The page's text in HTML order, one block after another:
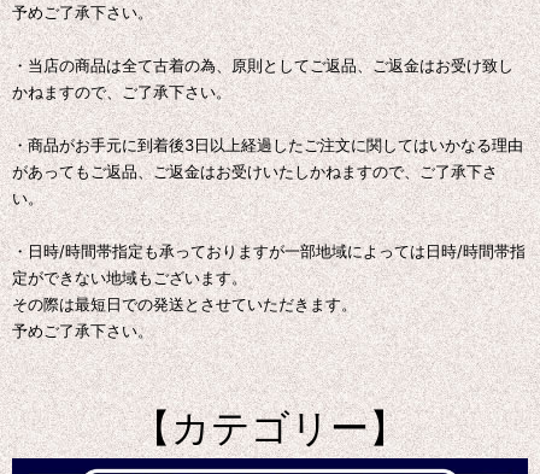
予めご了承下さい。
・当店の商品は全て古着の為、原則としてご返品、ご返金はお受け致し
かねますので、ご了承下さい。
・商品がお手元に到着後3日以上経過したご注文に関してはいかなる理由
があってもご返品、ご返金はお受けいたしかねますので、ご了承下さ
い。
・日時/時間帯指定も承っておりますが一部地域によっては日時/時間帯指
定ができない地域もございます。
その際は最短日での発送とさせていただきます。
予めご了承下さい。
【カテゴリー】